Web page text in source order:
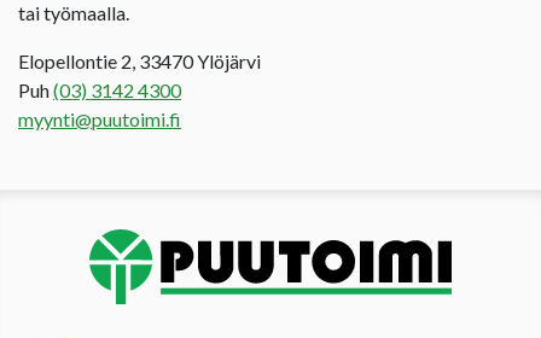
tai työmaalla.
Elopellontie 2, 33470 Ylöjärvi
Puh(03) 3142 4300
myynti@puutoimi.fi